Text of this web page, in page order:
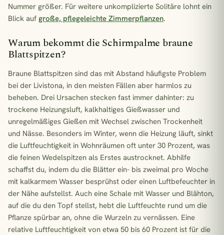
Nummer größer. Für weitere unkomplizierte Solitäre lohnt ein
Blick auf große, pflegeleichte Zimmerpflanzen.
Warum bekommt die Schirmpalme braune
Blattspitzen?
Braune Blattspitzen sind das mit Abstand häufigste Problem
bei der Livistona, in den meisten Fällen aber harmlos zu
beheben. Drei Ursachen stecken fast immer dahinter: zu
trockene Heizungsluft, kalkhaltiges Gießwasser und
unregelmäßiges Gießen mit Wechsel zwischen Trockenheit
und Nässe. Besonders im Winter, wenn die Heizung läuft, sinkt
die Luftfeuchtigkeit in Wohnräumen oft unter 30 Prozent, was
die feinen Wedelspitzen als Erstes austrocknet. Abhilfe
schaffst du, indem du die Blätter ein- bis zweimal pro Woche
mit kalkarmem Wasser besprühst oder einen Luftbefeuchter in
der Nähe aufstellst. Auch eine Schale mit Wasser und Blähton,
auf die du den Topf stellst, hebt die Luftfeuchte rund um die
Pflanze spürbar an, ohne die Wurzeln zu vernässen. Eine
relative Luftfeuchtigkeit von etwa 50 bis 60 Prozent ist für die